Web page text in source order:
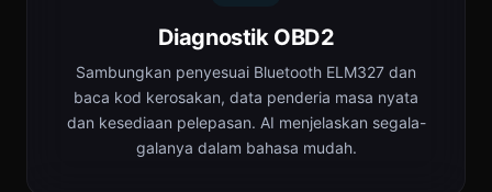
Diagnostik OBD2
Sambungkan penyesuai Bluetooth ELM327 dan
baca kod kerosakan, data penderia masa nyata
dan kesediaan pelepasan. AI menjelaskan segala-
galanya dalam bahasa mudah.